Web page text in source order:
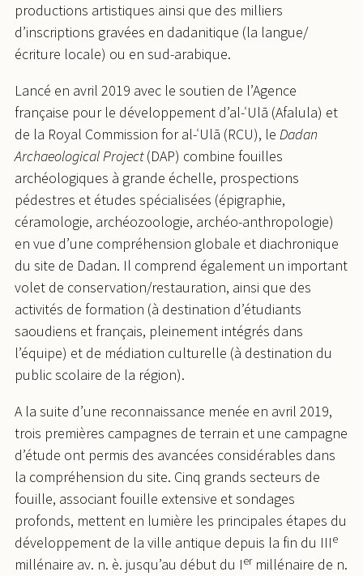
productions artistiques ainsi que des milliers
d’inscriptions gravées en dadanitique (la langue/
écriture locale) ou en sud-arabique.
Lancé en avril 2019 avec le soutien de l’Agence
française pour le développement d’al-ʿUlā (Afalula) et
de la Royal Commission for al-ʿUlā (RCU), le Dadan
Archaeological Project(DAP) combine fouilles
archéologiques à grande échelle, prospections
pédestres et études spécialisées (épigraphie,
céramologie, archéozoologie, archéo-anthropologie)
en vue d’une compréhension globale et diachronique
du site de Dadan. Il comprend également un important
volet de conservation/restauration, ainsi que des
activités de formation (à destination d’étudiants
saoudiens et français, pleinement intégrés dans
l’équipe) et de médiation culturelle (à destination du
public scolaire de la région).
A la suite d’une reconnaissance menée en avril 2019,
trois premières campagnes de terrain et une campagne
d’étude ont permis des avancées considérables dans
la compréhension du site. Cinq grands secteurs de
fouille, associant fouille extensive et sondages
profonds, mettent en lumière les principales étapes du
développement de la ville antique depuis la fin du IIIe
millénaire av. n. è. jusqu’au début du Iermillénaire de n.